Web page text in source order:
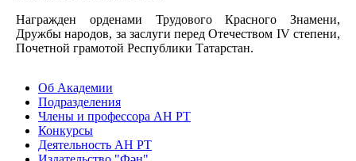
Награжден орденами Трудового Красного Знамени,
Дружбы народов, за заслуги перед Отечеством IV степени,
Почетной грамотой Республики Татарстан.
Об Академии
Подразделения
Члены и профессора АН РТ
Конкурсы
Деятельность АН РТ